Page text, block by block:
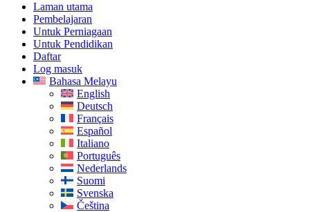
Laman utama
Pembelajaran
Untuk Perniagaan
Untuk Pendidikan
Daftar
Log masuk
Bahasa Melayu
English
Deutsch
Français
Español
Italiano
Português
Nederlands
Suomi
Svenska
Čeština